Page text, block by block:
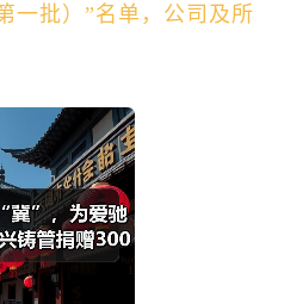
一批）”名单，公司及所